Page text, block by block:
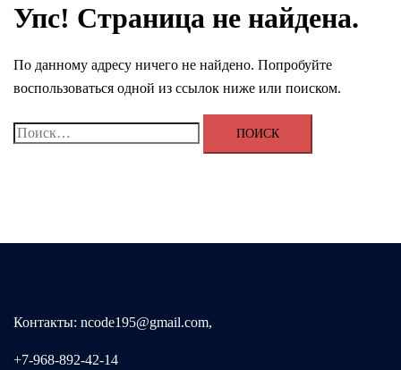
Упс! Страница не найдена.
По данному адресу ничего не найдено. Попробуйте
воспользоваться одной из ссылок ниже или поиском.
Найти:
Контакты: ncode195@gmail.com,
+7-968-892-42-14